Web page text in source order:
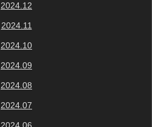
2024.12
2024.11
2024.10
2024.09
2024.08
2024.07